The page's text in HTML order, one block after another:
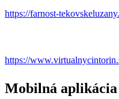
https://farnost-
https://
Mobilná